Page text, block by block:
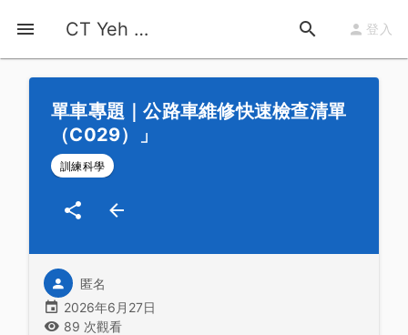
CT Yeh 公路車基地 登入
首頁 運動知識
單車專題｜公路車維修快速檢查清單
（C029）」
訓練科學
匿名
2026年6月27日
89 次觀看